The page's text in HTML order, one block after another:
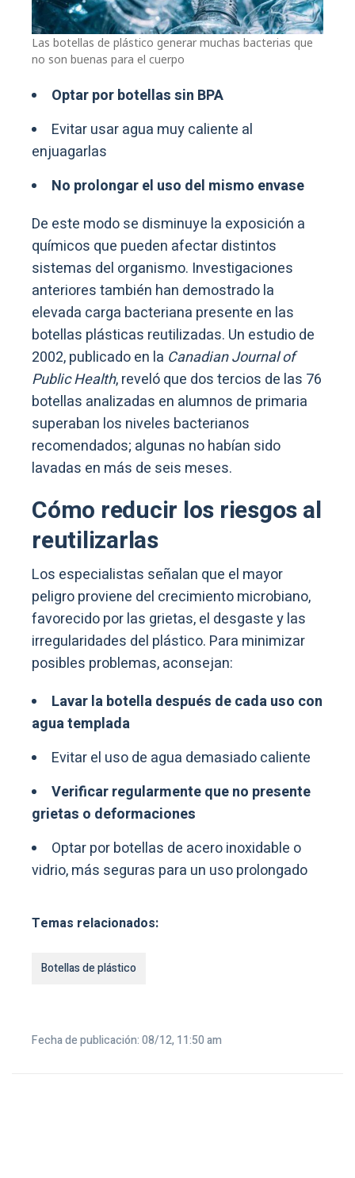
Las botellas de plástico generar muchas bacterias que
no son buenas para el cuerpo
Optar por botellas sin BPA
Evitar usar agua muy caliente al
enjuagarlas
No prolongar el uso del mismo envase
De este modo se disminuye la exposición a
químicos que pueden afectar distintos
sistemas del organismo. Investigaciones
anteriores también han demostrado la
elevada carga bacteriana presente en las
botellas plásticas reutilizadas. Un estudio de
2002, publicado en la Canadian Journal of
Public Health, reveló que dos tercios de las 76
botellas analizadas en alumnos de primaria
superaban los niveles bacterianos
recomendados; algunas no habían sido
lavadas en más de seis meses.
Cómo reducir los riesgos al
reutilizarlas
Los especialistas señalan que el mayor
peligro proviene del crecimiento microbiano,
favorecido por las grietas, el desgaste y las
irregularidades del plástico. Para minimizar
posibles problemas, aconsejan:
Lavar la botella después de cada uso con
agua templada
Evitar el uso de agua demasiado caliente
Verificar regularmente que no presente
grietas o deformaciones
Optar por botellas de acero inoxidable o
vidrio, más seguras para un uso prolongado
Temas relacionados:
Botellas de plástico
Fecha de publicación: 08/12, 11:50 am